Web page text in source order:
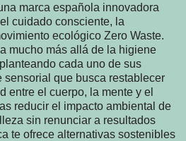
marca española innovadora
cuidado consciente, la
ecológico Zero Waste.
mucho más allá de la higiene
cada uno de sus
sensorial que busca restablecer
entre el cuerpo, la mente y el
reducir el impacto ambiental de
sin renunciar a resultados
te ofrece alternativas sostenibles